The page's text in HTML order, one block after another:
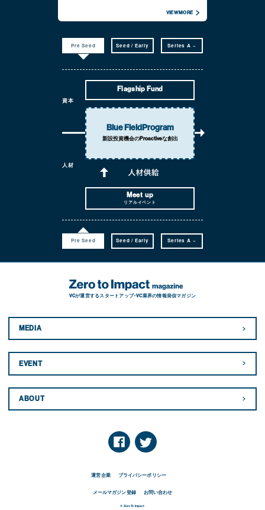
VIEW MORE
資本
人材
Pre Seed Seed / Early Series A ~
Flagship Fund
Blue FieldProgram
新設投資機会のProactiveな創出
Meet up
リアルイベント
Pre Seed Seed / Early Series A ~
VCが運営するスタートアップ・VC業界の情報発信マガジン
MEDIA
EVENT
ABOUT
運営企業 プライバシーポリシー
メールマガジン登録 お問い合わせ
© Zero To Impact